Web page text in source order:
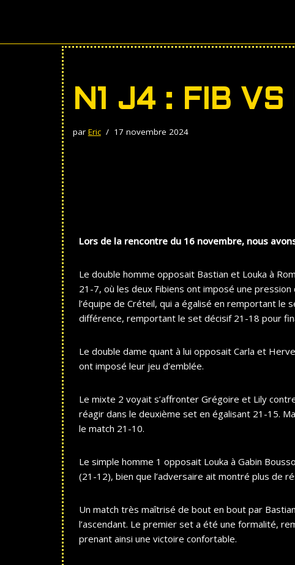
au
N1 J4 : FIB VS
par Eric 17 novembre 2024
Lors de la rencontre du 16 novembre, nous
Le double homme opposait Bastian et Louka à
21-7, où les deux Fibiens ont imposé une
l’équipe de Créteil, qui a égalisé en remportant
différence, remportant le set décisif 21-18 pour
Le double dame quant à lui opposait Carla et
ont imposé leur jeu d’emblée.
Le mixte 2 voyait s’affronter Grégoire et Lily
réagir dans le deuxième set en égalisant 21-15.
le match 21-10.
Le simple homme 1 opposait Louka à Gabin
(21-12), bien que l’adversaire ait montré plus de
Un match très maîtrisé de bout en bout par
l’ascendant. Le premier set a été une formalité,
prenant ainsi une victoire confortable.